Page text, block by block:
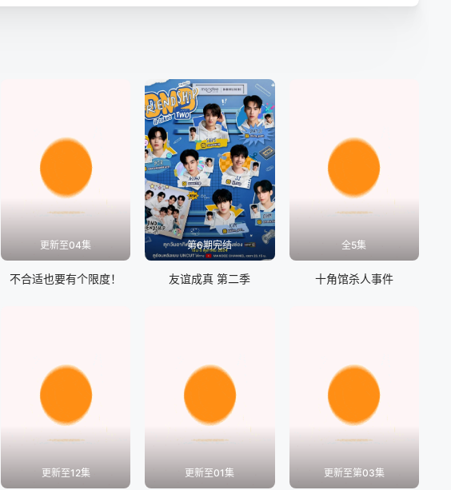
更新至04集
不合适也要有个限度！
第6期完结
友谊成真 第二季
全5集
十角馆杀人事件
更新至12集 更新至01集 更新至第03集